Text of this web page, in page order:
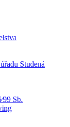
Studená
Sb.